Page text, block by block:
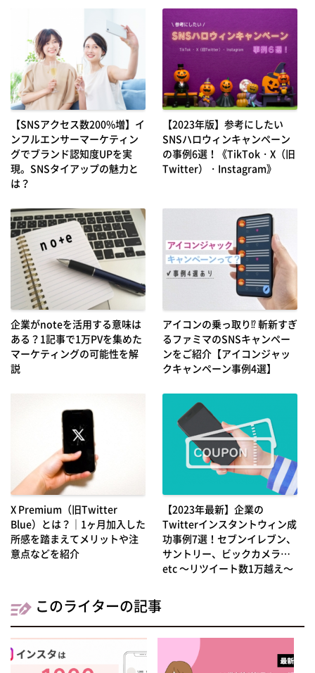
【SNSアクセス数200%増】イ
ンフルエンサーマーケティン
グでブランド認知度UPを実
現。SNSタイアップの魅力と
は？
【2023年版】参考にしたい
SNSハロウィンキャンペーン
の事例6選！《TikTok・X（旧
Twitter）・Instagram》
企業がnoteを活用する意味は
ある？1記事で1万PVを集めた
マーケティングの可能性を解
説
アイコンの乗っ取り⁉ 斬新すぎ
るファミマのSNSキャンペー
ンをご紹介【アイコンジャッ
クキャンペーン事例4選】
X Premium（旧Twitter
Blue）とは？｜1ヶ月加入した
所感を踏まえてメリットや注
意点などを紹介
【2023年最新】企業の
Twitterインスタントウィン成
功事例7選！セブンイレブン、
サントリー、ビックカメラ…
etc ～リツイート数1万越え～
このライターの記事